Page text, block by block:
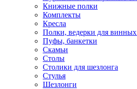
Книжные полки
Комплекты
Кресла
Полки, ведерки для
Пуфы, банкетки
Скамьи
Столы
Столики для шезлонга
Стулья
Шезлонги